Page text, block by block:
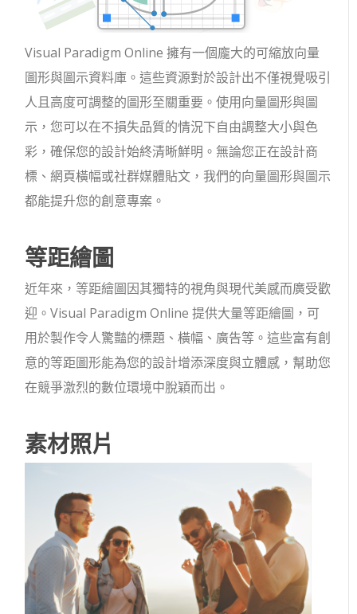
Visual Paradigm Online 擁有一個龐大的可縮放向量
圖形與圖示資料庫。這些資源對於設計出不僅視覺吸引
人且高度可調整的圖形至關重要。使用向量圖形與圖
示，您可以在不損失品質的情況下自由調整大小與色
彩，確保您的設計始終清晰鮮明。無論您正在設計商
標、網頁橫幅或社群媒體貼文，我們的向量圖形與圖示
都能提升您的創意專案。
等距繪圖
近年來，等距繪圖因其獨特的視角與現代美感而廣受歡
迎。Visual Paradigm Online 提供大量等距繪圖，可
用於製作令人驚豔的標題、橫幅、廣告等。這些富有創
意的等距圖形能為您的設計增添深度與立體感，幫助您
在競爭激烈的數位環境中脫穎而出。
素材照片